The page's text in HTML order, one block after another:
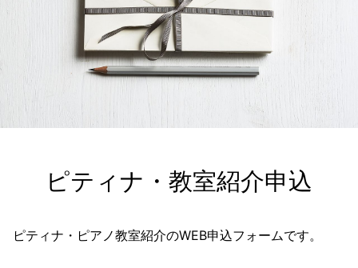
ピティナ・教室紹介申込
ピティナ・ピアノ教室紹介のWEB申込フォームです。